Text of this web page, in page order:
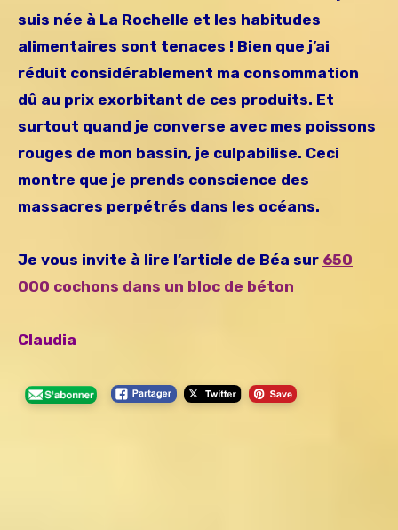
suis née à La Rochelle et les habitudes
alimentaires sont tenaces ! Bien que j’ai
réduit considérablement ma consommation
dû au prix exorbitant de ces produits. Et
surtout quand je converse avec mes poissons
rouges de mon bassin, je culpabilise. Ceci
montre que je prends conscience des
massacres perpétrés dans les océans.
Je vous invite à lire l’article de Béa sur 650
000 cochons dans un bloc de béton
Claudia